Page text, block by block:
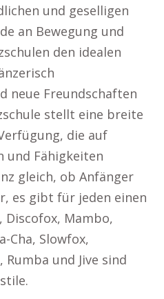
und geselligen
an Bewegung und
den idealen
neue Freundschaften
stellt eine breite
die auf
und Fähigkeiten
gleich, ob Anfänger
es gibt für jeden einen
Discofox, Mambo,
Cha, Slowfox,
und Jive sind